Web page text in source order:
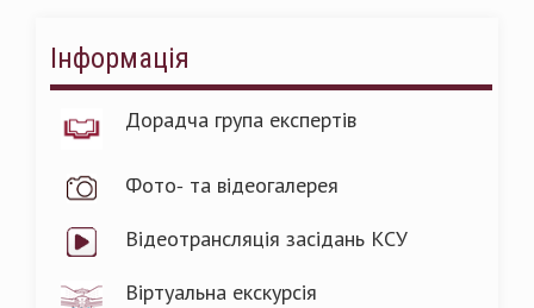
Інформація
Дорадча група експертів
Фото- та відеогалерея
Відеотрансляція засідань КСУ
Віртуальна екскурсія